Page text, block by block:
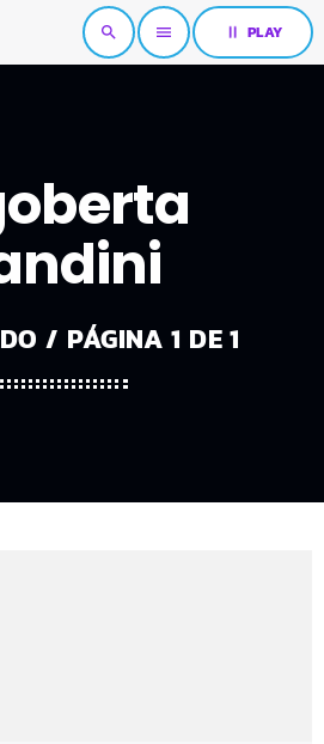
search menu pause PLAY
/ PÁGINA 1 DE 1